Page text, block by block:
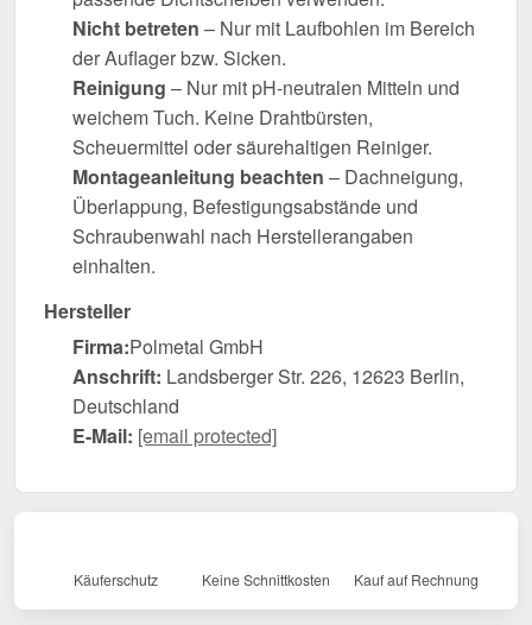
Nicht betreten – Nur mit Laufbohlen im Bereich
der Auflager bzw. Sicken.
Reinigung – Nur mit pH-neutralen Mitteln und
weichem Tuch. Keine Drahtbürsten,
Scheuermittel oder säurehaltigen Reiniger.
Montageanleitung beachten – Dachneigung,
Überlappung, Befestigungsabstände und
Schraubenwahl nach Herstellerangaben
einhalten.
Hersteller
Firma:Polmetal GmbH
Anschrift: Landsberger Str. 226, 12623 Berlin,
Deutschland
E-Mail: [email protected]
Käuferschutz Keine Schnittkosten Kauf auf Rechnung